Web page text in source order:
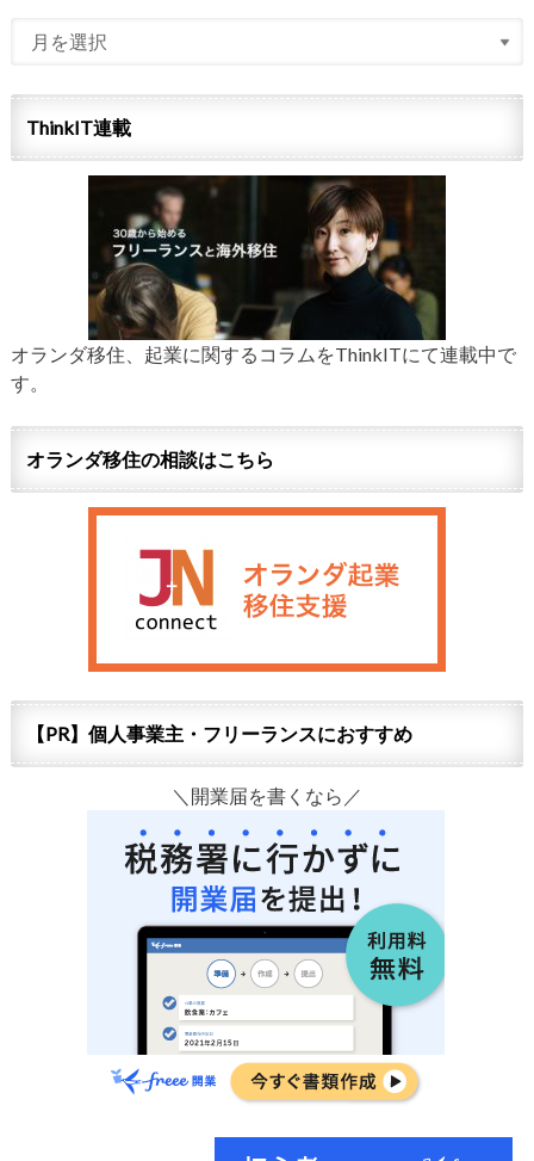
ThinkIT連載
オランダ移住、起業に関するコラムをThinkITにて連載中で
す。
オランダ移住の相談はこちら
【PR】個人事業主・フリーランスにおすすめ
＼開業届を書くなら／